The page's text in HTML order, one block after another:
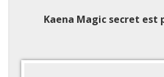
Kaena Magic secret est